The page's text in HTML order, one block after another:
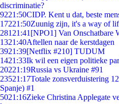
discriminatie?
9221:50CIDP. Kent u dat, beste
17221:50Zuunig zijn, it's a way of
281 21:41 [NPO1] Van Onschatbare
1321:40Aftellen naar de kerstdagen
3921:39[Netflix #210] TUDUM
1421:33Ik wil een eigen politieke
20221:19Russia vs Ukraine #91
23521:17Totale zonsverduistering
Spanje) #1
5021:16Zieke Christina Applegate